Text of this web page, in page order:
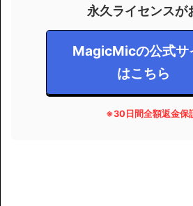
永久ライセンスが
MagicMicの公式サ
はこちら
※30日間全額返金保